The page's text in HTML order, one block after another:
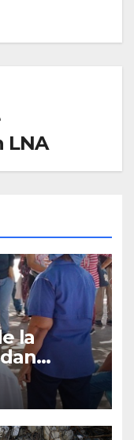
LNA
la
y